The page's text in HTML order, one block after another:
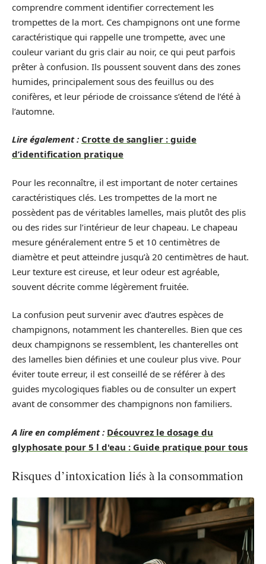
comprendre comment identifier correctement les
trompettes de la mort. Ces champignons ont une forme
caractéristique qui rappelle une trompette, avec une
couleur variant du gris clair au noir, ce qui peut parfois
prêter à confusion. Ils poussent souvent dans des zones
humides, principalement sous des feuillus ou des
conifères, et leur période de croissance s’étend de l’été à
l’automne.
Lire également : Crotte de sanglier : guide
d’identification pratique
Pour les reconnaître, il est important de noter certaines
caractéristiques clés. Les trompettes de la mort ne
possèdent pas de véritables lamelles, mais plutôt des plis
ou des rides sur l’intérieur de leur chapeau. Le chapeau
mesure généralement entre 5 et 10 centimètres de
diamètre et peut atteindre jusqu’à 20 centimètres de haut.
Leur texture est cireuse, et leur odeur est agréable,
souvent décrite comme légèrement fruitée.
La confusion peut survenir avec d’autres espèces de
champignons, notamment les chanterelles. Bien que ces
deux champignons se ressemblent, les chanterelles ont
des lamelles bien définies et une couleur plus vive. Pour
éviter toute erreur, il est conseillé de se référer à des
guides mycologiques fiables ou de consulter un expert
avant de consommer des champignons non familiers.
A lire en complément : Découvrez le dosage du
glyphosate pour 5 l d'eau : Guide pratique pour tous
Risques d’intoxication liés à la consommation